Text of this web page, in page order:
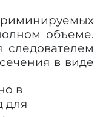
объеме.
следователем
в виде
в
для